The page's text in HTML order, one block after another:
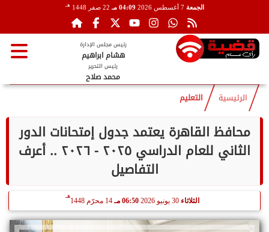
الجمعة 7 أغسطس 2026 04:09 مـ 22 صفر 1448 هـ
رئيس مجلس الإدارة
هشام ابراهيم
رئيس التحرير
محمد صلاح
الرئيسية التعليم
محافظ القاهرة يعتمد جدول إمتحانات الدور
الثاني للعام الدراسي ٢٠٢٥ - ٢٠٢٦ .. أعرف
التفاصيل
الثلاثاء 30 يونيو 2026 06:50 مـ 14 محرّم 1448
هـ